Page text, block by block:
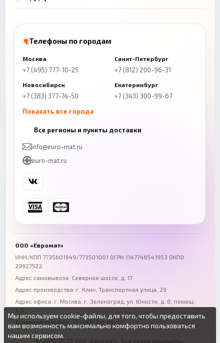
Телефоны по городам
Москва
+7 (495) 777-10-25
Санкт-Петербург
+7 (812) 200-96-31
Новосибирск
+7 (383) 377-74-50
Екатеринбург
+7 (343) 300-99-67
Показать все города
+7 (843) 206-01-30
Челябинск
+7 (343) 300-99-67
Ростов-на-Дону
+7 (863) 333-50-75
Волгоград
+7 (844) 261-36-12
Омск
Все регионы и пункты доставки
info@euro-mat.ru
euro-mat.ru
ООО «Евромат»
ИНН/КПП 7735601949/773501001 ОГРН 1147746541953 ОКПО
29927522
Адрес самовывоза: Северное шоссе, д. 17
Адрес производства: г. Клин, Транспортная улица, 29
Адрес офиса: г. Москва, г. Зеленоград ул. Юности, д. 8, помещ.
1/5
Основной телефон:
+7 (391) 216-86-12
© 2010-2026 ООО «Евромат». Все права защищены.
Мы используем cookie-файлы, для того, чтобы предоставить
вам возможность максимально комфортно пользоваться
нашим сервисом.